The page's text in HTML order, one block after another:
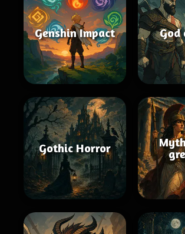
Genshin Impact God
Gothic Horror